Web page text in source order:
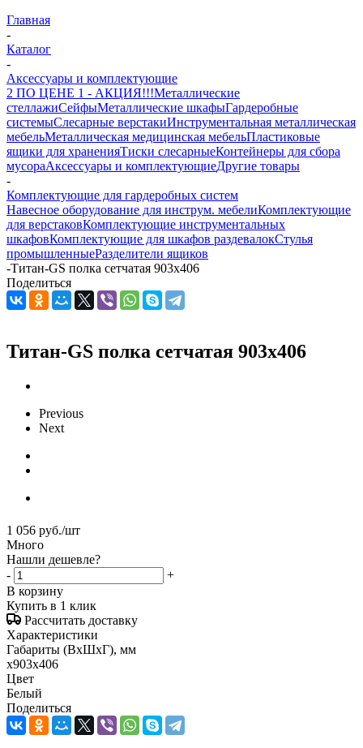
Главная
-
Каталог
-
Аксессуары и комплектующие
2 ПО ЦЕНЕ 1 - АКЦИЯ!!!Металлические
стеллажиСейфыМеталлические шкафыГардеробные
системыСлесарные верстакиИнструментальная металлическая
мебельМеталлическая медицинская мебельПластиковые
ящики для храненияТиски слесарныеКонтейнеры для сбора
мусораАксессуары и комплектующиеДругие товары
-
Комплектующие для гардеробных систем
Навесное оборудование для инструм. мебелиКомплектующие
для верстаковКомплектующие инструментальных
шкафовКомплектующие для шкафов раздевалокСтулья
промышленныеРазделители ящиков
-Титан-GS полка сетчатая 903x406
Поделиться
Титан-GS полка сетчатая 903x406
Previous
Next
1 056 руб./шт
Много
Нашли дешевле?
-
+
В корзину
Купить в 1 клик
Рассчитать доставку
Характеристики
Габариты (ВxШxГ), мм
x903x406
Цвет
Белый
Поделиться